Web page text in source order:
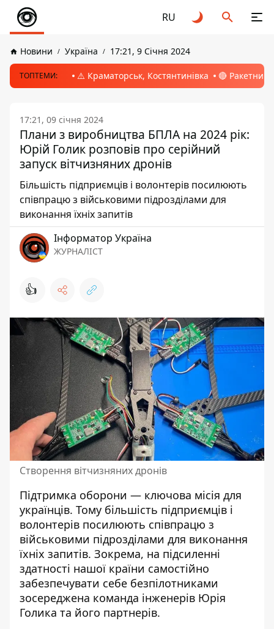
RU
Новини Україна 17:21, 9 Січня 2024
ТОПТЕМИ: ⚠️ Краматорськ, Костянтинівка 🔴 Ракетний
17:21, 09 січня 2024
Плани з виробництва БПЛА на 2024 рік:
Юрій Голик розповів про серійний
запуск вітчизняних дронів
Більшість підприємців і волонтерів посилюють
співпрацю з військовими підрозділами для
виконання їхніх запитів
Інформатор Україна
ЖУРНАЛІСТ
👍
Створення вітчизняних дронів
Підтримка оборони — ключова місія для
українців. Тому більшість підприємців і
волонтерів посилюють співпрацю з
військовими підрозділами для виконання
їхніх запитів. Зокрема, на підсиленні
здатності нашої країни самостійно
забезпечувати себе безпілотниками
зосереджена команда інженерів Юрія
Голика та його партнерів.